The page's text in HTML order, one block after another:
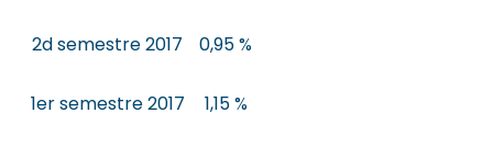
2d semestre 2017 0,95 %
1er semestre 2017 1,15 %